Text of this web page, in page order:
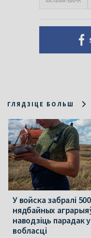
ГЛЯДЗІЦЕ БОЛЬШ
У войска забралі 500
нядбайных
наводзіць парадак
вобласці